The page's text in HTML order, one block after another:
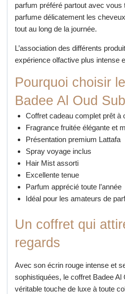
parfum préféré partout avec vous
parfume délicatement les
tout au long de la journée.
L’association des différents
expérience olfactive plus intense
Pourquoi choisir
Badee Al Oud
Coffret cadeau complet prêt à
Fragrance fruitée élégante et
Présentation premium Lattafa
Spray voyage inclus
Hair Mist assorti
Excellente tenue
Parfum apprécié toute l’année
Idéal pour les amateurs de
Un coffret qui
regards
Avec son écrin rouge intense et
sophistiquées, le coffret Badee Al
véritable touche de luxe à toute